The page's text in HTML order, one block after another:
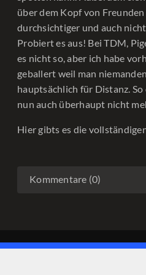
über dem Kopf von
durchsichtiger und auch
Probiert es aus! Bei TDM,
es nicht so, aber ich habe
geballert weil man
hauptsächlich für Distanz.
nun auch überhaupt nicht
Hier gibts es die
Kommentare (0)